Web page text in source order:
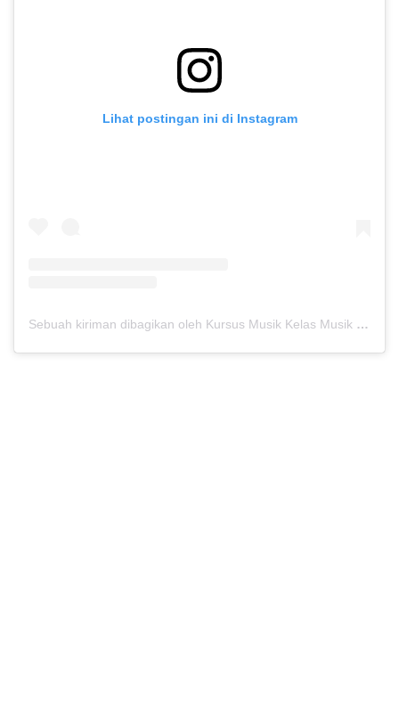
Lihat postingan ini di Instagram
Sebuah kiriman dibagikan oleh Kursus Musik Kelas Musik (@kelasmusik)